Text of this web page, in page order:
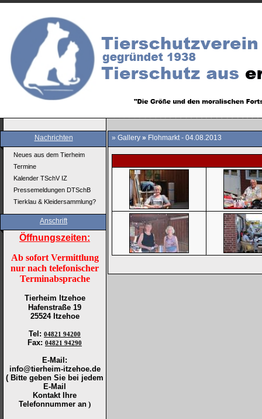
Nachrichten
Neues aus dem Tierheim
Termine
Kalender TSchV IZ
Pressemeldungen DTSchB
Tierklau & Kleidersammlung?
Anschrift
Öffnungszeiten:
Ab sofort Vermittlung
nur nach telefonischer
Terminabsprache
Tierheim Itzehoe
Hafenstraße 19
25524 Itzehoe
Tel : 04821 94200
Fax: 04821 94290
E-Mail:
info@tierheim-itzehoe.de
( Bitte geben Sie bei jedem
E-Mail
Kontakt Ihre
Telefonnummer an )
» Gallery » Flohmarkt - 04.08.2013